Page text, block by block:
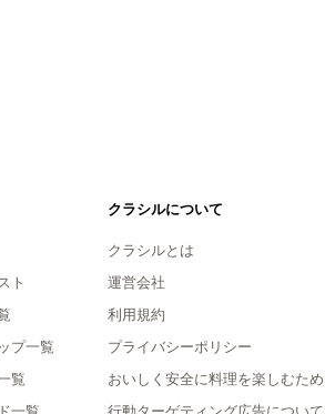
ト
プ一覧
覧
クラシルについて
クラシルとは
運営会社
利用規約
プライバシーポリシー
おいしく安全に料理を楽しむため